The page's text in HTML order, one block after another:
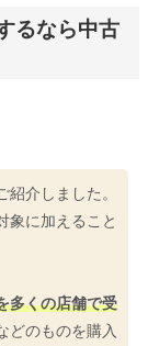
るなら中古
介しました。
象に加えること
多くの店舗で受
どのものを購入